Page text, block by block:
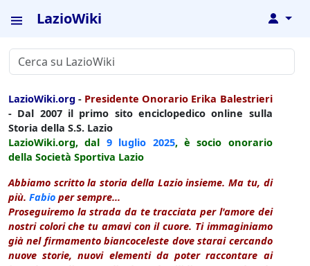
LazioWiki ↓
LazioWiki.org - Presidente Onorario Erika Balestrieri
- Dal 2007 il primo sito enciclopedico online sulla
Storia della S.S. Lazio
LazioWiki.org, dal 9 luglio 2025, è socio onorario
della Società Sportiva Lazio
Abbiamo scritto la storia della Lazio insieme. Ma tu, di
più. Fabio per sempre...
Proseguiremo la strada da te tracciata per l'amore dei
nostri colori che tu amavi con il cuore. Ti immaginiamo
già nel firmamento biancoceleste dove starai cercando
nuove storie, nuovi elementi da poter raccontare ai